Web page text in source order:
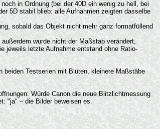
in Ordnung (bei der 40D ein wenig zu hell, bei
5D stabil blieb: alle Aufnahmen zeigten dasselbe
sobald das Objekt nicht mehr ganz formatfüllend
wurde nicht der Maßstab verändert,
jeweils letzte Aufnahme entstand ohne Ratio-
beiden Testserien mit Blüten, kleinere Maßstäbe
Würde Canon die neue Blitzlichtmessung
"ja" – die Bilder beweisen es.